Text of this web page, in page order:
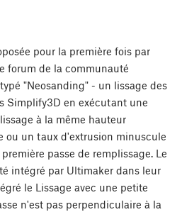
pour la première fois par
forum de la communauté
"Neosanding" - un lissage des
Simplify3D en exécutant une
à la même hauteur
ou un taux d'extrusion minuscule
passe de remplissage. Le
intégré par Ultimaker dans leur
le Lissage avec une petite
n'est pas perpendiculaire à la